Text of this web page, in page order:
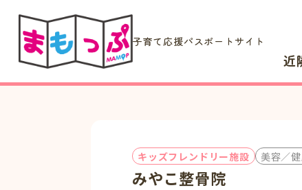
子育て応援パスポートサイト
近
キッズフレンドリー施設 美容／
みやこ整骨院